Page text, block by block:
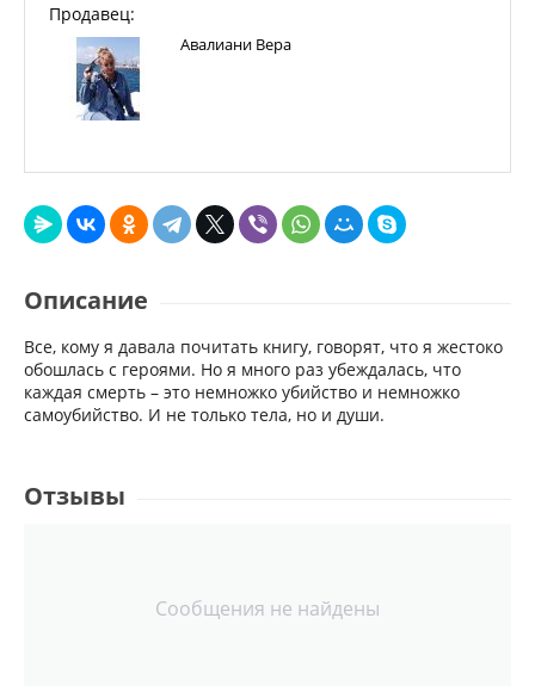
Продавец:
Авалиани Вера
Описание
Все, кому я давала почитать книгу, говорят, что я жестоко
обошлась с героями. Но я много раз убеждалась, что
каждая смерть – это немножко убийство и немножко
самоубийство. И не только тела, но и души.
Отзывы
Сообщения не найдены